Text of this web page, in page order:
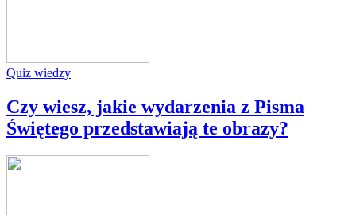
Quiz wiedzy
Czy wiesz, jakie wydarzenia z Pisma
Świętego przedstawiają te obrazy?